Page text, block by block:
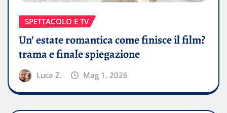
SPETTACOLO E TV
Un’ estate romantica come finisce il film?
trama e finale spiegazione
Luca Z. Mag 1, 2026